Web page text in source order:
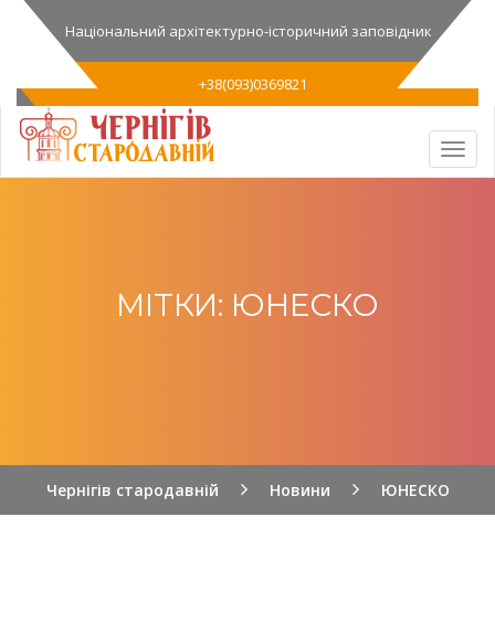
Національний архітектурно-історичний заповідник
+38(093)0369821
МІТКИ: ЮНЕСКО
Чернігів стародавній Новини ЮНЕСКО